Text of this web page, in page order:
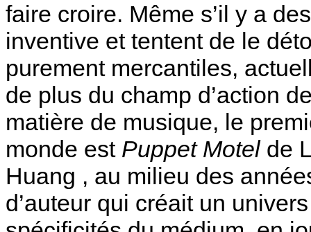
faire croire. Même s’il y a
inventive et tentent de le
purement mercantiles,
de plus du champ d’action
matière de musique, le
monde est Puppet Motelde
Huang , au milieu des
d’auteur qui créait un